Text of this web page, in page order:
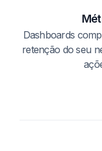
Dashboards
retenção do seu